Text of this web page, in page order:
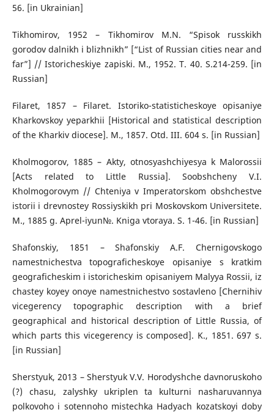
56. [in Ukrainian]
Tikhomirov, 1952 – Tikhomirov M.N. “Spisok russkikh
gorodov dalnikh i blizhnikh” [“List of Russian cities near and
far”] // Istoricheskiye zapiski. M., 1952. T. 40. S.214-259. [in
Russian]
Filaret, 1857 – Filaret. Istoriko-statisticheskoye opisaniye
Kharkovskoy yeparkhii [Historical and statistical description
of the Kharkiv diocese]. M., 1857. Otd. ІІІ. 604 s. [in Russian]
Kholmogorov, 1885 – Akty, otnosyashchiyesya k Malorossii
[Acts related to Little Russia]. Soobshcheny V.I.
Kholmogorovym // Chteniya v Imperatorskom obshchestve
istorii i drevnostey Rossiyskikh pri Moskovskom Universitete.
M., 1885 g. Aprel-iyun№. Kniga vtoraya. S. 1-46. [in Russian]
Shafonskiy, 1851 – Shafonskiy A.F. Chernigovskogo
namestnichestva topograficheskoye opisaniye s kratkim
geograficheskim i istoricheskim opisaniyem Malyya Rossii, iz
chastey koyey onoye namestnichestvo sostavleno [Chernihiv
vicegerency topographic description with a brief
geographical and historical description of Little Russia, of
which parts this vicegerency is composed]. K., 1851. 697 s.
[in Russian]
Sherstyuk, 2013 – Sherstyuk V.V. Horodyshche davnoruskoho
(?) chasu, zalyshky ukriplen ta kulturni nasharuvannya
polkovoho i sotennoho mistechka Hadyach kozatskoyi doby